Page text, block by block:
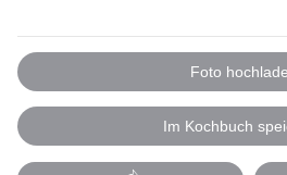
Foto
Im Kochbuch